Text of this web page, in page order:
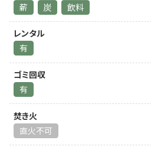
薪
炭 飲料
レンタル
有
ゴミ回収
有
焚き火
直火不可